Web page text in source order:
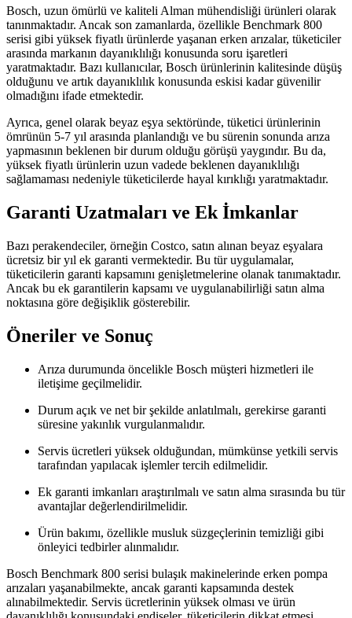
Bosch, uzun ömürlü ve kaliteli Alman mühendisliği ürünleri olarak
tanınmaktadır. Ancak son zamanlarda, özellikle Benchmark 800
serisi gibi yüksek fiyatlı ürünlerde yaşanan erken arızalar, tüketiciler
arasında markanın dayanıklılığı konusunda soru işaretleri
yaratmaktadır. Bazı kullanıcılar, Bosch ürünlerinin kalitesinde düşüş
olduğunu ve artık dayanıklılık konusunda eskisi kadar güvenilir
olmadığını ifade etmektedir.
Ayrıca, genel olarak beyaz eşya sektöründe, tüketici ürünlerinin
ömrünün 5-7 yıl arasında planlandığı ve bu sürenin sonunda arıza
yapmasının beklenen bir durum olduğu görüşü yaygındır. Bu da,
yüksek fiyatlı ürünlerin uzun vadede beklenen dayanıklılığı
sağlamaması nedeniyle tüketicilerde hayal kırıklığı yaratmaktadır.
Garanti Uzatmaları ve Ek İmkanlar
Bazı perakendeciler, örneğin Costco, satın alınan beyaz eşyalara
ücretsiz bir yıl ek garanti vermektedir. Bu tür uygulamalar,
tüketicilerin garanti kapsamını genişletmelerine olanak tanımaktadır.
Ancak bu ek garantilerin kapsamı ve uygulanabilirliği satın alma
noktasına göre değişiklik gösterebilir.
Öneriler ve Sonuç
Arıza durumunda öncelikle Bosch müşteri hizmetleri ile
iletişime geçilmelidir.
Durum açık ve net bir şekilde anlatılmalı, gerekirse garanti
süresine yakınlık vurgulanmalıdır.
Servis ücretleri yüksek olduğundan, mümkünse yetkili servis
tarafından yapılacak işlemler tercih edilmelidir.
Ek garanti imkanları araştırılmalı ve satın alma sırasında bu tür
avantajlar değerlendirilmelidir.
Ürün bakımı, özellikle musluk süzgeçlerinin temizliği gibi
önleyici tedbirler alınmalıdır.
Bosch Benchmark 800 serisi bulaşık makinelerinde erken pompa
arızaları yaşanabilmekte, ancak garanti kapsamında destek
alınabilmektedir. Servis ücretlerinin yüksek olması ve ürün